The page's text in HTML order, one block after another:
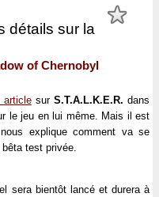
détails sur la
of Chernobyl
articlesur S.T.A.L.K.E.R. dans
le jeu en lui même. Mais il est
explique comment va se
test privée.
sera bientôt lancé et durera à